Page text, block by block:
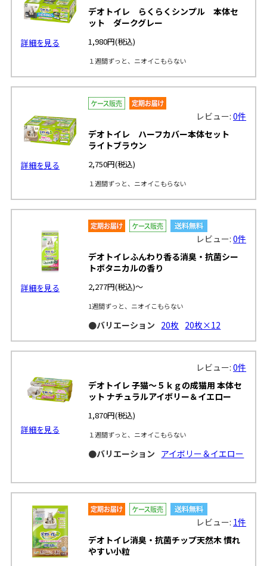
詳細を見る
デオトイレ らくらくシンプル 本体セ
ット ダークグレー
1,980円(税込)
１週間ずっと、ニオイこもらない
詳細を見る
レビュー:0件
デオトイレ ハーフカバー本体セット
ライトブラウン
2,750円(税込)
１週間ずっと、ニオイこもらない
詳細を見る
レビュー:0件
デオトイレふんわり香る消臭・抗菌シー
トボタニカルの香り
2,277円(税込)～
1週間ずっと、ニオイこもらない
●バリエーション 20枚 20枚×12
詳細を見る
レビュー:0件
デオトイレ 子猫～５ｋｇの成猫用 本体セ
ット ナチュラルアイボリー＆イエロー
1,870円(税込)
１週間ずっと、ニオイこもらない
●バリエーション アイボリー＆イエロー
レビュー: 1件
デオトイレ消臭・抗菌チップ天然木 慣れ
やすい小粒